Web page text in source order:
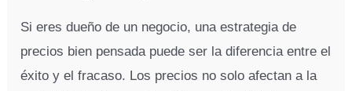
Si eres dueño de un negocio, una estrategia de
precios bien pensada puede ser la diferencia entre el
éxito y el fracaso. Los precios no solo afectan a la